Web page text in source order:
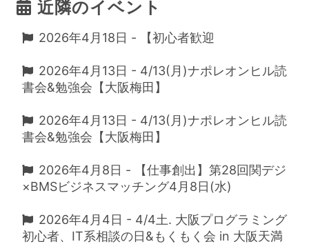
近隣のイベント
2026年4月18日 - 【初心者歓迎
2026年4月13日 - 4/13(月)ナポレオンヒル読
書会&勉強会【大阪梅田】
2026年4月13日 - 4/13(月)ナポレオンヒル読
書会&勉強会【大阪梅田】
2026年4月8日 - 【仕事創出】第28回関デジ
×BMSビジネスマッチング4月8日(水)
2026年4月4日 - 4/4土. 大阪プログラミング
初心者、IT系相談の日&もくもく会 in 大阪天満